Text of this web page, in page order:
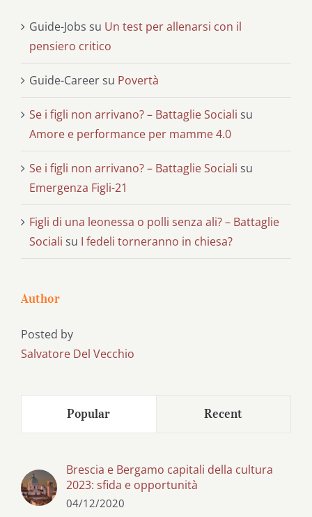
Guide-Jobs su Un test per allenarsi con il
pensiero critico
Guide-Career su Povertà
Se i figli non arrivano? – Battaglie Sociali su
Amore e performance per mamme 4.0
Se i figli non arrivano? – Battaglie Sociali su
Emergenza Figli-21
Figli di una leonessa o polli senza ali? – Battaglie
Sociali su I fedeli torneranno in chiesa?
Author
Posted by
Salvatore Del Vecchio
Popular Recent
Brescia e Bergamo capitali della cultura
2023: sfida e opportunità
04/12/2020